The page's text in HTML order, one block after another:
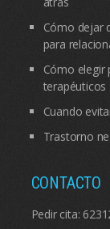
Cómo dejar
para
Cómo elegir
terapéuticos
Cuando
Trastorno
CONTACTO
Pedir cita: